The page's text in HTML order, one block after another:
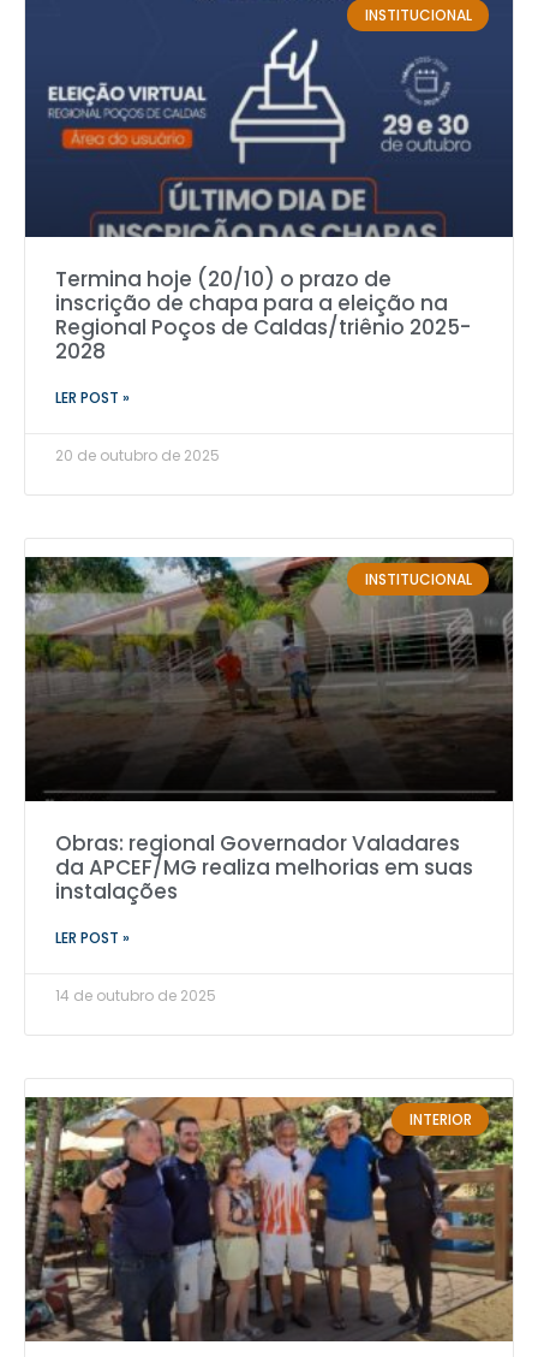
INSTITUCIONAL
Termina hoje (20/10) o prazo de
inscrição de chapa para a eleição na
Regional Poços de Caldas/triênio 2025-
2028
LER POST »
20 de outubro de 2025
INSTITUCIONAL
Obras: regional Governador Valadares
da APCEF/MG realiza melhorias em suas
instalações
LER POST »
14 de outubro de 2025
INTERIOR